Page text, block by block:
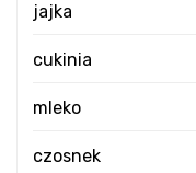
jajka
cukinia
mleko
czosnek